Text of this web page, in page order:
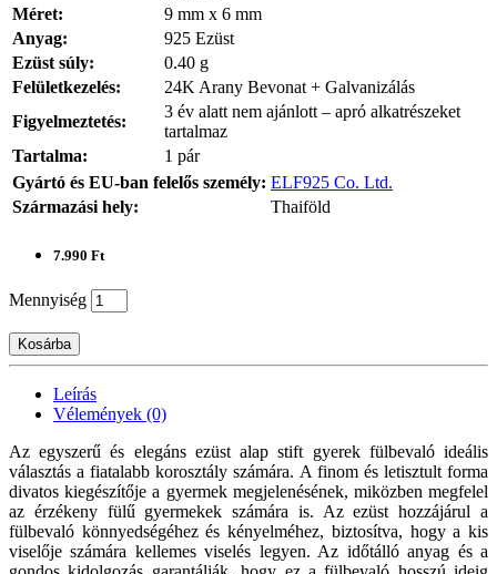
Méret:
9 mm x 6 mm
Anyag:
925 Ezüst
Ezüst súly:
0.40 g
Felületkezelés:
24K Arany Bevonat + Galvanizálás
Figyelmeztetés:
3 év alatt nem ajánlott – apró alkatrészeket
tartalmaz
Tartalma:
1 pár
Gyártó és EU-ban felelős személy: ELF925 Co. Ltd.
Származási hely:
Thaiföld
7.990 Ft
Mennyiség
Kosárba
Leírás
Vélemények (0)
Az egyszerű és elegáns ezüst alap stift gyerek fülbevaló ideális
választás a fiatalabb korosztály számára. A finom és letisztult forma
divatos kiegészítője a gyermek megjelenésének, miközben megfelel
az érzékeny fülű gyermekek számára is. Az ezüst hozzájárul a
fülbevaló könnyedségéhez és kényelméhez, biztosítva, hogy a kis
viselője számára kellemes viselés legyen. Az időtálló anyag és a